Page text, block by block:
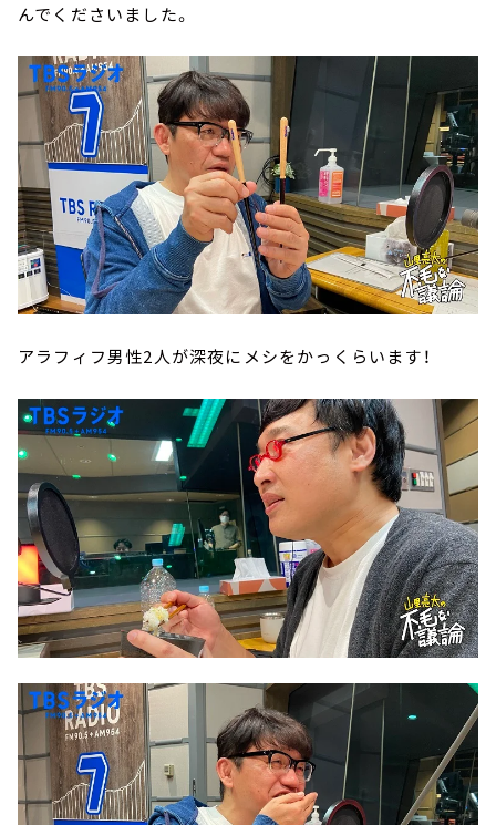
んでくださいました。
アラフィフ男性2人が深夜にメシをかっくらいます！